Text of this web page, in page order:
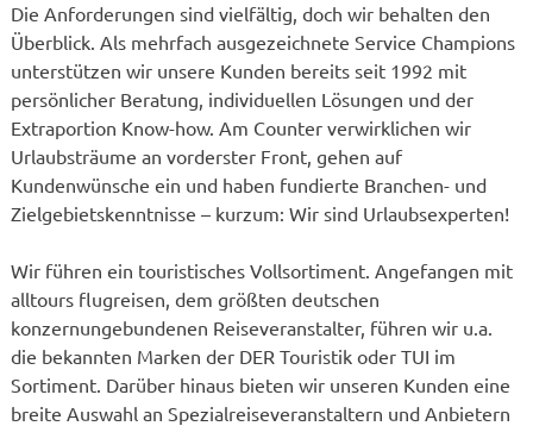
Die Anforderungen sind vielfältig, doch wir behalten den
Überblick. Als mehrfach ausgezeichnete Service Champions
unterstützen wir unsere Kunden bereits seit 1992 mit
persönlicher Beratung, individuellen Lösungen und der
Extraportion Know-how. Am Counter verwirklichen wir
Urlaubsträume an vorderster Front, gehen auf
Kundenwünsche ein und haben fundierte Branchen- und
Zielgebietskenntnisse – kurzum: Wir sind Urlaubsexperten!
Wir führen ein touristisches Vollsortiment. Angefangen mit
alltours flugreisen, dem größten deutschen
konzernungebundenen Reiseveranstalter, führen wir u.a.
die bekannten Marken der DER Touristik oder TUI im
Sortiment. Darüber hinaus bieten wir unseren Kunden eine
breite Auswahl an Spezialreiseveranstaltern und Anbietern